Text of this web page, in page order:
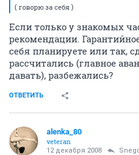
( говорю за себя )
Если только у знакомых
рекомендации.
себя планируете или так,
рассчитались (главное
давать), разбежались?
ОТВЕТИТЬ
alenka_80
veteran
12 декабря 2008